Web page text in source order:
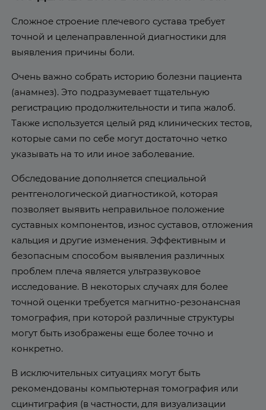
Сложное строение плечевого сустава требует
точной и целенаправленной диагностики для
выявления причины боли.
Очень важно собрать историю болезни пациента
(анамнез). Это подразумевает тщательную
регистрацию продолжительности и типа жалоб.
Также используется целый ряд клинических тестов,
которые сами по себе могут достаточно четко
указывать на то или иное заболевание.
Обследование дополняется специальной
рентгенологической диагностикой, которая
позволяет выявить неправильное положение
суставных компонентов, износ суставов, отложения
кальция и другие изменения. Эффективным и
безопасным способом выявления различных
проблем плеча является ультразвуковое
исследование. В некоторых случаях для более
точной оценки требуется магнитно-резонансная
томография, при которой различные структуры
могут быть изображены еще более точно и
конкретно.
В исключительных ситуациях могут быть
рекомендованы компьютерная томография или
сцинтиграфия (в частности, для визуализации